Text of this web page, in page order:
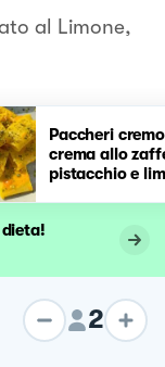
al Limone,
Paccheri
crema allo
pistacchio e
2